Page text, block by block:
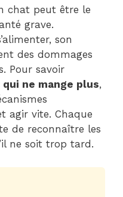
chat peut être le
grave.
son
des dommages
Pour savoir
ne mange plus,
agir vite. Chaque
de reconnaître les
ne soit trop tard.